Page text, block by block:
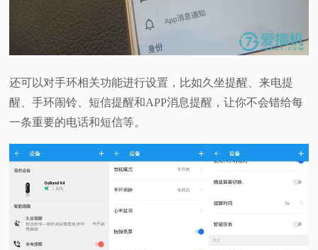
还可以对手环相关功能进行设置，比如久坐提醒、来电提
醒、手环闹铃、短信提醒和APP消息提醒，让你不会错给每
一条重要的电话和短信等。